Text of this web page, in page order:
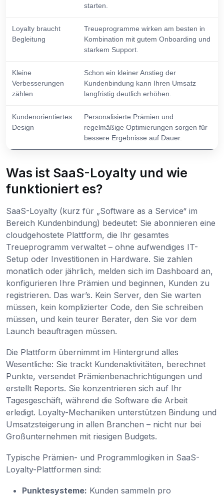
starten.
Loyalty braucht
Begleitung
Treueprogramme wirken am besten in
Kombination mit gutem Onboarding und
starkem Support.
Kleine
Verbesserungen
zählen
Schon ein kleiner Anstieg der
Kundenbindung kann Ihren Umsatz
langfristig deutlich erhöhen.
Kundenorientiertes
Design
Personalisierte Prämien und
regelmäßige Optimierungen sorgen für
bessere Ergebnisse auf Dauer.
Was ist SaaS-Loyalty und wie
funktioniert es?
SaaS-Loyalty (kurz für „Software as a Service“ im
Bereich Kundenbindung) bedeutet: Sie abonnieren eine
cloudgehostete Plattform, die Ihr gesamtes
Treueprogramm verwaltet – ohne aufwendiges IT-
Setup oder Investitionen in Hardware. Sie zahlen
monatlich oder jährlich, melden sich im Dashboard an,
konfigurieren Ihre Prämien und beginnen, Kunden zu
registrieren. Das war’s. Kein Server, den Sie warten
müssen, kein komplizierter Code, den Sie schreiben
müssen, und kein teurer Berater, den Sie vor dem
Launch beauftragen müssen.
Die Plattform übernimmt im Hintergrund alles
Wesentliche: Sie trackt Kundenaktivitäten, berechnet
Punkte, versendet Prämienbenachrichtigungen und
erstellt Reports. Sie konzentrieren sich auf Ihr
Tagesgeschäft, während die Software die Arbeit
erledigt. Loyalty-Mechaniken unterstützen Bindung und
Umsatzsteigerung in allen Branchen – nicht nur bei
Großunternehmen mit riesigen Budgets.
Typische Prämien- und Programmlogiken in SaaS-
Loyalty-Plattformen sind:
Punktesysteme: Kunden sammeln pro